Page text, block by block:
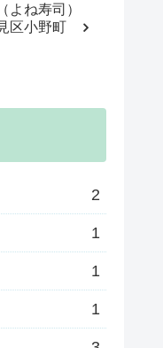
よね寿司）
区小野町
2
1
1
1